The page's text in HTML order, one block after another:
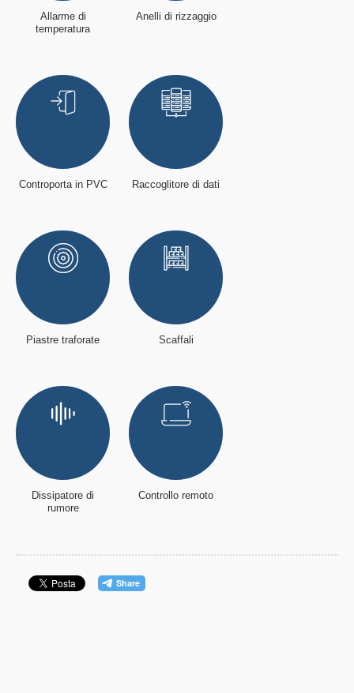
Allarme di
temperatura
Anelli di rizzaggio
Controporta in PVC Raccoglitore di dati
Piastre traforate Scaffali
Dissipatore di
rumore
Controllo remoto